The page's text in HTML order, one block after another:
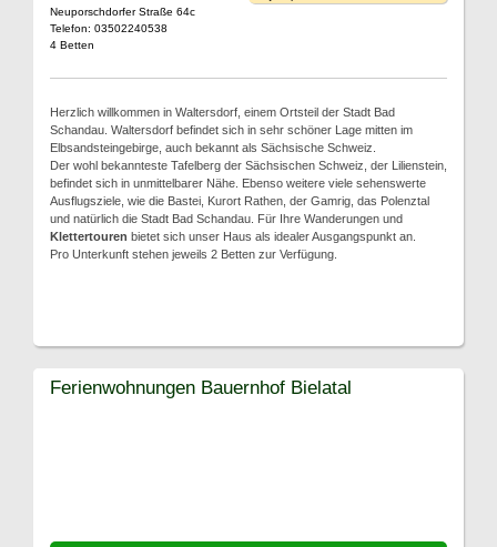
Neuporschdorfer Straße 64c
Telefon: 03502240538
4 Betten
Herzlich willkommen in Waltersdorf, einem Ortsteil der Stadt Bad
Schandau. Waltersdorf befindet sich in sehr schöner Lage mitten im
Elbsandsteingebirge, auch bekannt als Sächsische Schweiz.
Der wohl bekannteste Tafelberg der Sächsischen Schweiz, der Lilienstein,
befindet sich in unmittelbarer Nähe. Ebenso weitere viele sehenswerte
Ausflugsziele, wie die Bastei, Kurort Rathen, der Gamrig, das Polenztal
und natürlich die Stadt Bad Schandau. Für Ihre Wanderungen und
Klettertouren bietet sich unser Haus als idealer Ausgangspunkt an.
Pro Unterkunft stehen jeweils 2 Betten zur Verfügung.
Ferienwohnungen Bauernhof Bielatal